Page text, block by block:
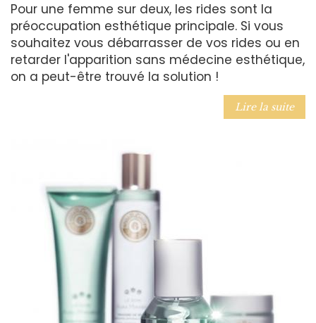
Pour une femme sur deux, les rides sont la
préoccupation esthétique principale. Si vous
souhaitez vous débarrasser de vos rides ou en
retarder l'apparition sans médecine esthétique,
on a peut-être trouvé la solution !
Lire la suite